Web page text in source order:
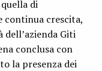
di
continua crescita,
Giti
conclusa con
la presenza dei